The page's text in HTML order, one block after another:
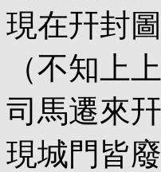
現在幵封
（不知上
司馬遷來
現城門皆